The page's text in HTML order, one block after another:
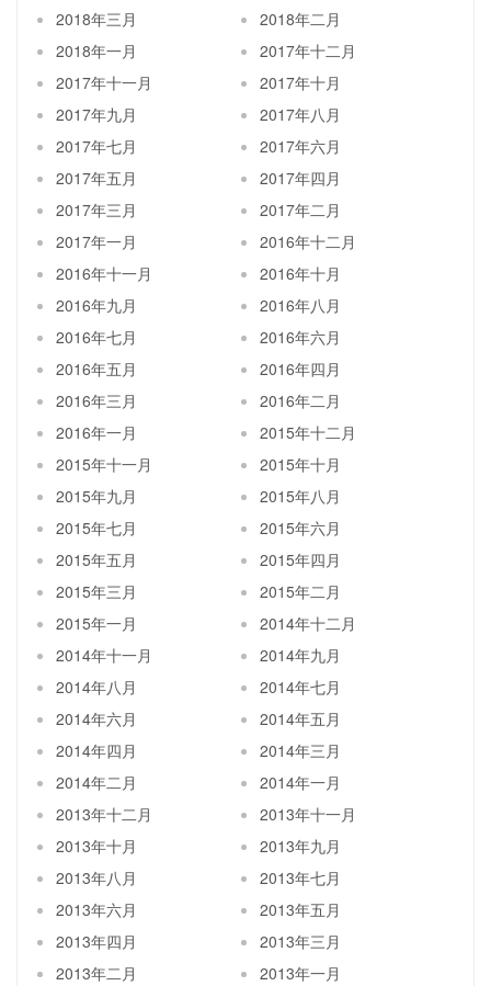
2018年三月
2018年二月
2018年一月
2017年十二月
2017年十一月
2017年十月
2017年九月
2017年八月
2017年七月
2017年六月
2017年五月
2017年四月
2017年三月
2017年二月
2017年一月
2016年十二月
2016年十一月
2016年十月
2016年九月
2016年八月
2016年七月
2016年六月
2016年五月
2016年四月
2016年三月
2016年二月
2016年一月
2015年十二月
2015年十一月
2015年十月
2015年九月
2015年八月
2015年七月
2015年六月
2015年五月
2015年四月
2015年三月
2015年二月
2015年一月
2014年十二月
2014年十一月
2014年九月
2014年八月
2014年七月
2014年六月
2014年五月
2014年四月
2014年三月
2014年二月
2014年一月
2013年十二月
2013年十一月
2013年十月
2013年九月
2013年八月
2013年七月
2013年六月
2013年五月
2013年四月
2013年三月
2013年二月
2013年一月